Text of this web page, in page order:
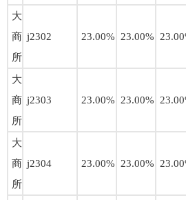
大
商
所
j2302 23.00% 23.00%
大
商
所
j2303 23.00% 23.00%
大
商
所
j2304 23.00% 23.00%